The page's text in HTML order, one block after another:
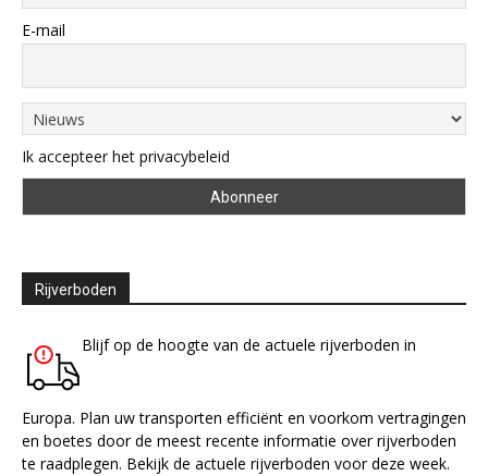
E-mail
Ik accepteer het privacybeleid
Rijverboden
Blijf op de hoogte van de actuele rijverboden in
Europa. Plan uw transporten efficiënt en voorkom vertragingen
en boetes door de meest recente informatie over rijverboden
te raadplegen. Bekijk de actuele rijverboden voor deze week.